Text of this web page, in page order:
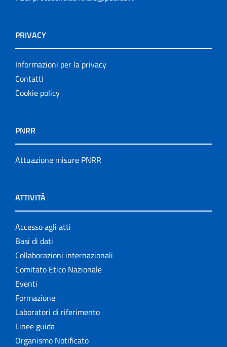
PRIVACY
Informazioni per la privacy
Contatti
Cookie policy
PNRR
Attuazione misure PNRR
ATTIVITÀ
Accesso agli atti
Basi di dati
Collaborazioni internazionali
Comitato Etico Nazionale
Eventi
Formazione
Laboratori di riferimento
Linee guida
Organismo Notificato